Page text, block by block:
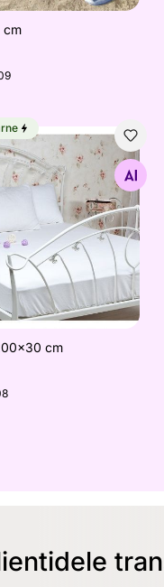
cm
cm
Otsi sarnaseid
cm